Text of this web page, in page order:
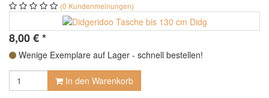
(0 Kundenmeinungen)
8,00€*
Wenige Exemplare auf Lager - schnell bestellen!
In den Warenkorb